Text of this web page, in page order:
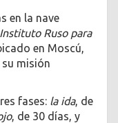
en la nave
Instituto Ruso para
en Moscú,
misión
fases: la ida, de
, de 30 días, y